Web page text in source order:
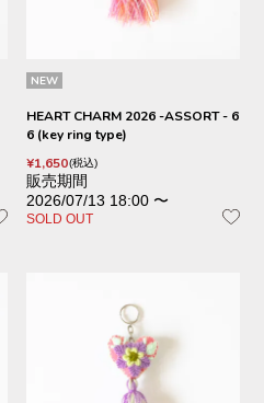
NEW
HEART CHARM 2026 -ASSORT - 6
6 (key ring type)
¥1,650 税込
販売期間
2026/07/13 18:00 〜
SOLD OUT